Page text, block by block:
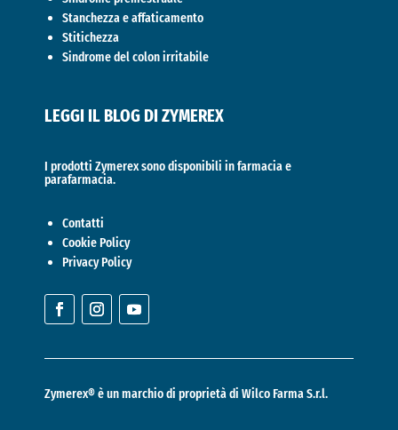
Stanchezza e affaticamento
Stitichezza
Sindrome del colon irritabile
LEGGI IL BLOG DI ZYMEREX
I prodotti Zymerex sono disponibili in farmacia e
parafarmacia.
Contatti
Cookie Policy
Privacy Policy
Zymerex® è un marchio di proprietà di Wilco Farma S.r.l.